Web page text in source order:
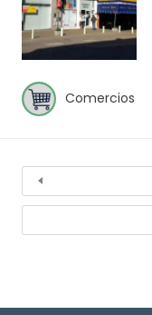
Comercios